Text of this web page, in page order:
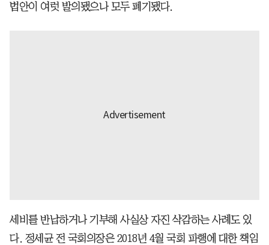
법안이 여럿 발의됐으나 모두 폐기됐다.
세비를 반납하거나 기부해 사실상 자진 삭감하는 사례도 있
다. 정세균 전 국회의장은 2018년 4월 국회 파행에 대한 책임